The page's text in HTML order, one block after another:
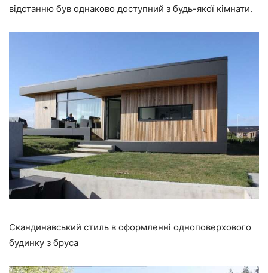
відстанню був однаково доступний з будь-якої кімнати.
Скандинавський стиль в оформленні одноповерхового
будинку з бруса